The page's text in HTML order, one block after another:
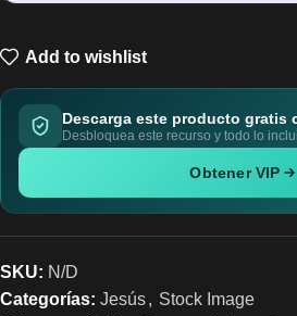
Add to wishlist
Descarga este producto gratis
Desbloquea este recurso y todo lo
Obtener VIP
SKU: N/D
Categorías: Jesús, Stock Image